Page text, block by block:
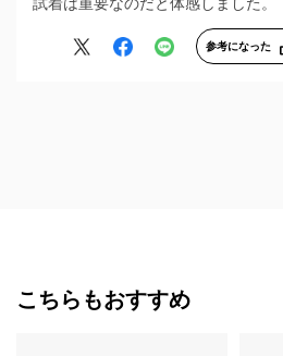
参考になった
こちらもおすすめ